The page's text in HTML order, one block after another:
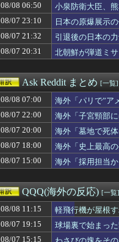
【韓国】韓国の行きたい大学
日本が学校外の危機管理を見
韓国人「日本のサッカー協会
韓国人「北米市場で売れまく
韓国人「日本の美しい街並み
「カバの肉を“湖のベーコン”
海外「日本のアニメの中でも
08/08 06:50
小泉防衛大臣、
08/07 23:10
日本の原爆展示
08/07 21:32
引退後の日本の
08/07 20:31
北朝鮮が弾道ミ
Ask Reddit まとめ [一覧]
08/08 07:00
海外「パリで”ア
08/07 22:00
海外「子宮頸部
08/07 20:00
海外「墓地で死
08/07 18:00
海外「史上最高
08/07 15:00
海外「採用担当
QQQ(海外の反応) [一覧]
08/08 11:15
軽飛行機が屋根
外の反応】
08/07 19:15
球場裏で始まっ
08/07 15:15